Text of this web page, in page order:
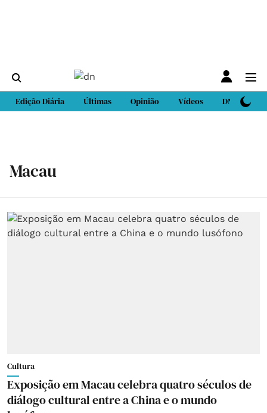
Edição Diária Últimas Opinião Vídeos DN Sport
Macau
Cultura
Exposição em Macau celebra quatro séculos de
diálogo cultural entre a China e o mundo